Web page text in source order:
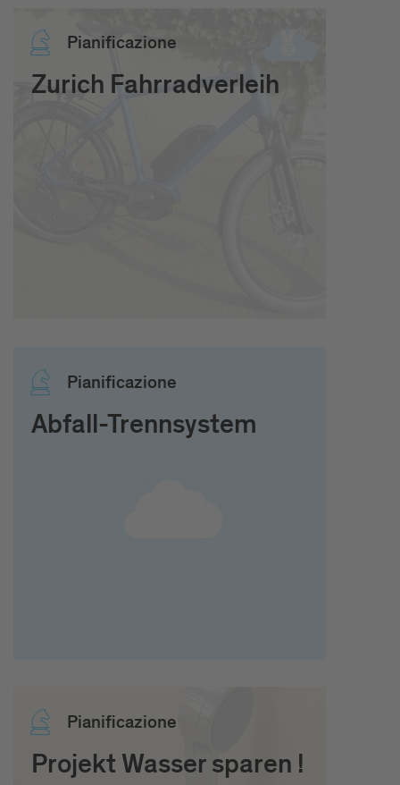
Pia­ni­fi­ca­zio­ne
Zurich Fahrradverleih
Pia­ni­fi­ca­zio­ne
Abfall-Trennsystem
Pia­ni­fi­ca­zio­ne
Projekt Wasser sparen !